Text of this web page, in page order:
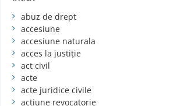
abuz de drept
accesiune
accesiune naturala
acces la justiție
act civil
acte
acte juridice civile
acțiune revocatorie